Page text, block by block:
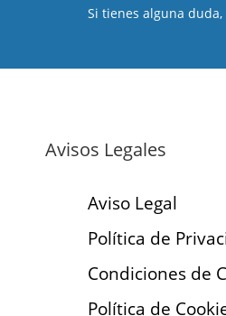
Si tienes alguna
Avisos Legales
Aviso Legal
Política de
Condiciones de
Política de